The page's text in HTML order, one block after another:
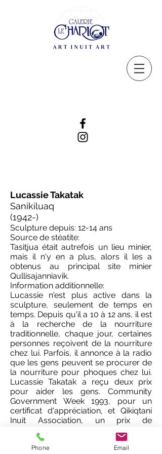
Lucassie Takatak
Sanikiluaq
(1942-)
Sculpture depuis: 12-14 ans
Source de stéatite:
Tasitjua était autrefois un lieu minier,
mais il n'y en a plus, alors il les a
obtenus au principal site minier
Qullisajanniavik.
Information additionnelle:
Lucassie n'est plus active dans la
sculpture, seulement de temps en
temps. Depuis qu'il a 10 à 12 ans, il est
à la recherche de la nourriture
traditionnelle, chaque jour, certaines
personnes reçoivent de la nourriture
chez lui. Parfois, il annonce à la radio
que les gens peuvent se procurer de
la nourriture pour phoques chez lui.
Lucassie Takatak a reçu deux prix
pour aider les gens. Community
Government Week 1993, pour un
certificat d'appréciation, et Qikiqtani
Inuit Association, un prix de
reconnaissance pour son
dévouement passé, son travail
acharné et son excellent service aux
Phone Email